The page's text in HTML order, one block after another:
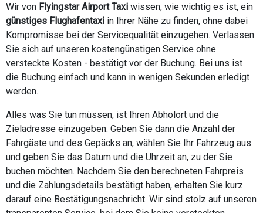
Wir von Flyingstar Airport Taxi wissen, wie wichtig es ist, ein
günstiges Flughafentaxi in Ihrer Nähe zu finden, ohne dabei
Kompromisse bei der Servicequalität einzugehen. Verlassen
Sie sich auf unseren kostengünstigen Service ohne
versteckte Kosten - bestätigt vor der Buchung. Bei uns ist
die Buchung einfach und kann in wenigen Sekunden erledigt
werden.
Alles was Sie tun müssen, ist Ihren Abholort und die
Zieladresse einzugeben. Geben Sie dann die Anzahl der
Fahrgäste und des Gepäcks an, wählen Sie Ihr Fahrzeug aus
und geben Sie das Datum und die Uhrzeit an, zu der Sie
buchen möchten. Nachdem Sie den berechneten Fahrpreis
und die Zahlungsdetails bestätigt haben, erhalten Sie kurz
darauf eine Bestätigungsnachricht. Wir sind stolz auf unseren